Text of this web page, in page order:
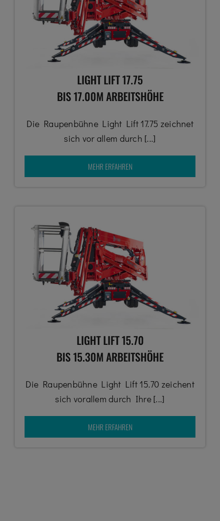
LIGHT LIFT 17.75
BIS 17.00M ARBEITSHÖHE
Die Raupenbühne Light Lift 17.75 zeichnet
sich vor allem durch [...]
MEHR ERFAHREN
LIGHT LIFT 15.70
BIS 15.30M ARBEITSHÖHE
Die Raupenbühne Light Lift 15.70 zeichent
sich vorallem durch Ihre [...]
MEHR ERFAHREN